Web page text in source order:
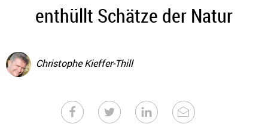
enthüllt Schätze der Natur
Christophe Kieffer-Thill